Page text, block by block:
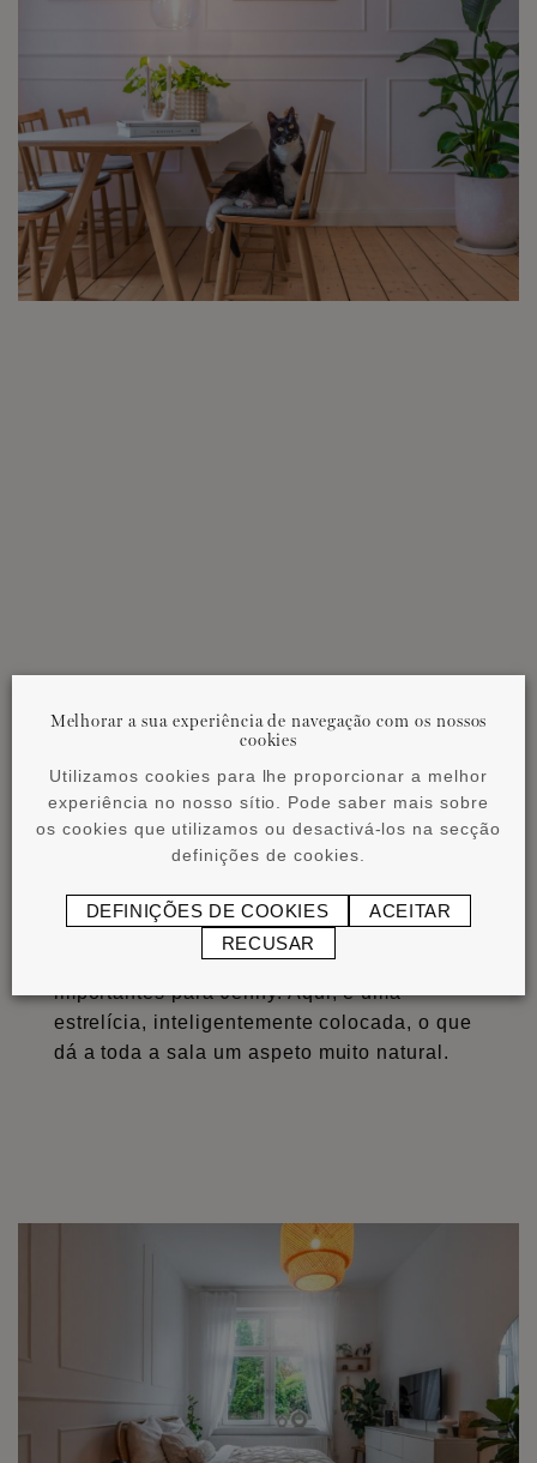
Sala de jantar: um espaço para
O padrão de molduras de painel, de marca,
na parede continua na sala de jantar. Mas
aqui, Jenny adiciona algumas gravuras
emolduradas com estilo que fazem com que
a sala comum pareça um pouco mais lúdica
e aberta. As plantas são também muito
importantes para Jenny. Aqui, é uma
estrelícia, inteligentemente colocada, o que
dá a toda a sala um aspeto muito natural.
Melhorar a sua experiência de navegação com os nossos
cookies
Utilizamos cookies para lhe proporcionar a melhor
experiência no nosso sítio. Pode saber mais sobre
os cookies que utilizamos ou desactivá-los na secção
definições de cookies.
DEFINIÇÕES DE COOKIES
ACEITAR
RECUSAR